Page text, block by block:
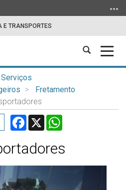
E TRANSPORTES
Abrir
Serviços
Fretamento
Facebook
X